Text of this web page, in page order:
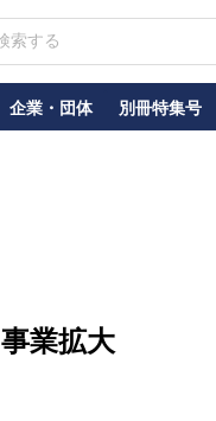
企業・団体 別冊特集号
業拡大